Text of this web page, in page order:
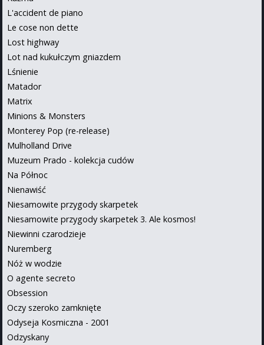
L'accident de piano
Le cose non dette
Lost highway
Lot nad kukułczym gniazdem
Lśnienie
Matador
Matrix
Minions & Monsters
Monterey Pop (re-release)
Mulholland Drive
Muzeum Prado - kolekcja cudów
Na Północ
Nienawiść
Niesamowite przygody skarpetek
Niesamowite przygody skarpetek 3. Ale kosmos!
Niewinni czarodzieje
Nuremberg
Nóż w wodzie
O agente secreto
Obsession
Oczy szeroko zamknięte
Odyseja Kosmiczna - 2001
Odzyskany